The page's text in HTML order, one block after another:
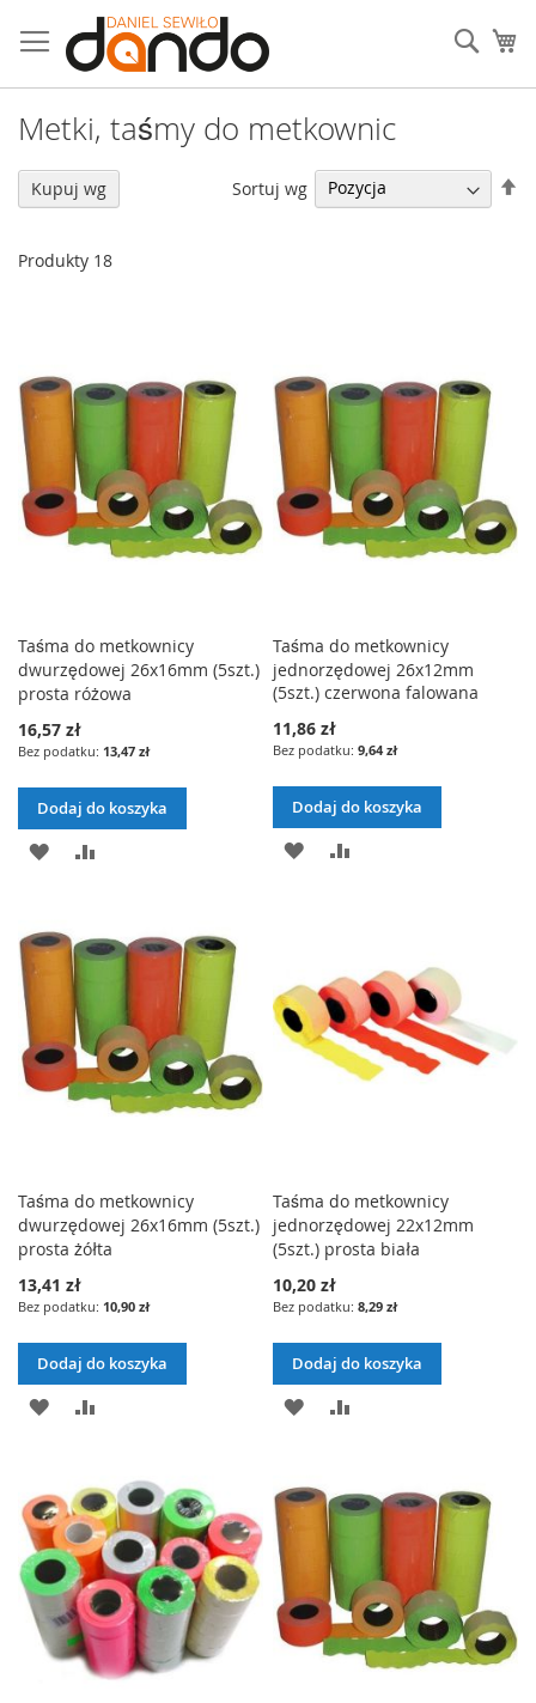
do
treści
Metki, taśmy do metkownic
Produkty 18
Sortuj wg
Taśma do metkownicy
dwurzędowej 26x16mm (5szt.)
prosta różowa
16,57 zł
13,47 zł
Dodaj do koszyka
DODAJ
LISTY
ŻYCZEŃ
Taśma do metkownicy
jednorzędowej 26x12mm
(5szt.) czerwona falowana
11,86 zł
9,64 zł
Dodaj do koszyka
DODAJ
ŻYCZEŃ
Taśma do metkownicy
dwurzędowej 26x16mm (5szt.)
prosta żółta
13,41 zł
10,90 zł
Dodaj do koszyka
DODAJ
LISTY
ŻYCZEŃ
Taśma do metkownicy
jednorzędowej 22x12mm
(5szt.) prosta biała
10,20 zł
8,29 zł
Dodaj do koszyka
DODAJ
LISTY
ŻYCZEŃ
Kupuj wg